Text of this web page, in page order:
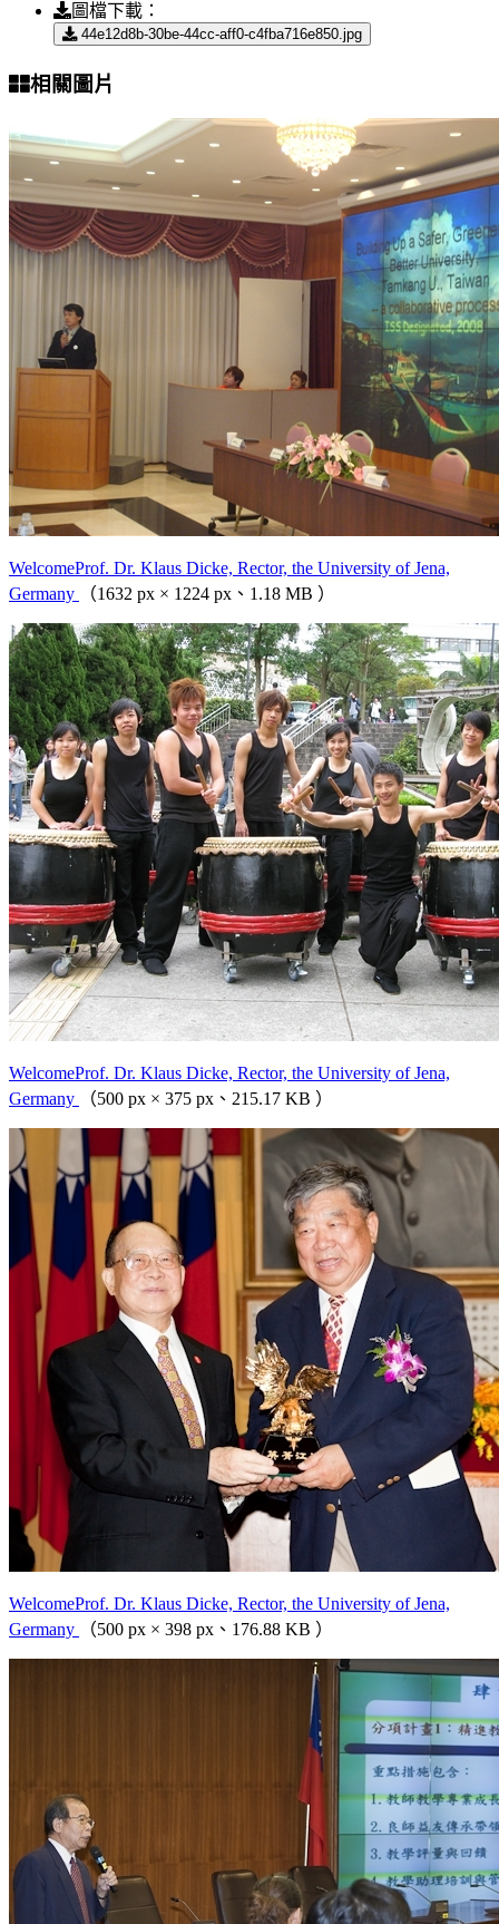
圖檔下載：
44e12d8b-30be-44cc-aff0-c4fba716e850.jpg
相關圖片
WelcomeProf. Dr. Klaus Dicke, Rector, the University of Jena,
Germany
（1632 px × 1224 px、1.18 MB ）
WelcomeProf. Dr. Klaus Dicke, Rector, the University of Jena,
Germany
（500 px × 375 px、215.17 KB ）
WelcomeProf. Dr. Klaus Dicke, Rector, the University of Jena,
Germany
（500 px × 398 px、176.88 KB ）